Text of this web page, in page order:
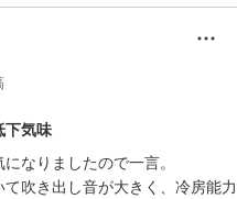
下気味
なりましたので一言。
吹き出し音が大きく、冷房能力